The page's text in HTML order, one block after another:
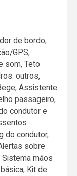
de bordo,
GPS,
som, Teto
outros,
Assistente
passageiro,
condutor e
do condutor,
sobre
Sistema mãos
Kit de